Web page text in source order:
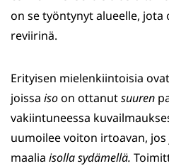
on se työntynyt alueelle, jota
reviirinä.
Erityisen mielenkiintoisia
joissa isoon ottanutsuuren
vakiintuneessa
uumoilee voiton irtoavan,
maalia isolla sydämellä.